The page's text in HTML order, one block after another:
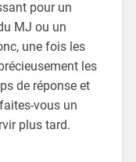
pour un
MJ ou un
une fois les
les
de réponse et
vous un
plus tard.